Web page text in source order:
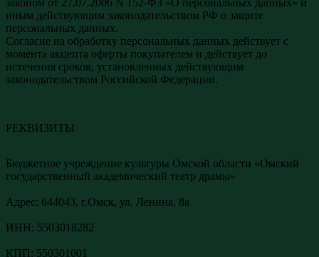
иным действующим законодательством РФ о защите
персональных данных.
Согласие на обработку персональных данных действует с
момента акцепта оферты покупателем и действует до
истечения сроков, установленных действующим
законодательством Российской Федерации.
РЕКВИЗИТЫ
Бюджетное учреждение культуры Омской области «Омский
государственный академический театр драмы»
Адреc: 644043, г.Омск, ул. Ленина, 8а
ИНН: 5503018282
КПП: 550301001